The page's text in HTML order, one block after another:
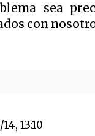
sea
con
13:10